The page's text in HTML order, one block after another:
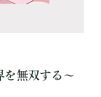
を無双する～